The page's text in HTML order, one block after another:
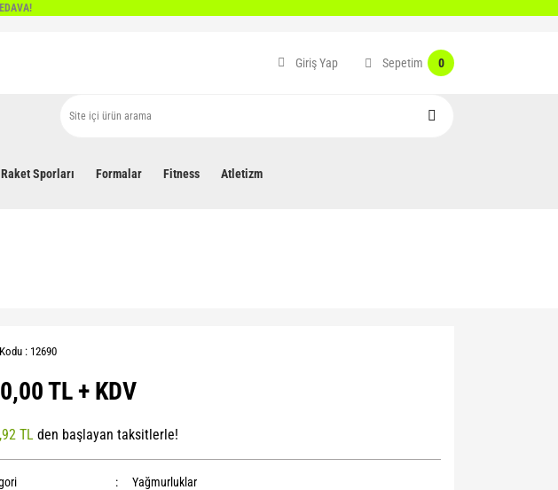
Giriş Yap Sepetim 0
Raket Sporları Formalar Fitness Atletizm
: 12690
TL + KDV
TL den başlayan taksitlerle!
Yağmurluklar